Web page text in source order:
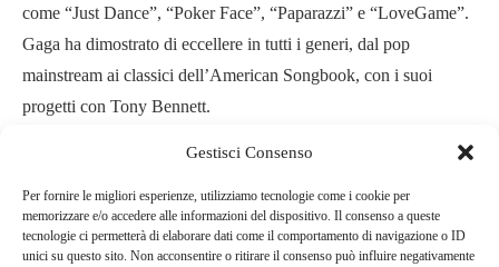
Gestisci Consenso
Per fornire le migliori esperienze, utilizziamo tecnologie come i cookie per
memorizzare e/o accedere alle informazioni del dispositivo. Il consenso a queste
tecnologie ci permetterà di elaborare dati come il comportamento di navigazione o ID
unici su questo sito. Non acconsentire o ritirare il consenso può influire negativamente
come “Just Dance”, “Poker Face”, “Paparazzi” e “LoveGame”.
Gaga ha dimostrato di eccellere in tutti i generi, dal pop
mainstream ai classici dell’American Songbook, con i suoi
progetti con Tony Bennett.
Recentemente, ha incantato il mondo esibendosi alla Cerimonia
di Apertura delle Olimpiadi di Parigi 2024, e il suo speciale sul
Chromatica Ballsarà trasmesso in Italia su Sky e NOW. Inoltre,
sarà la protagonista diJoker 2: Folie à Deux di Todd Phillips,